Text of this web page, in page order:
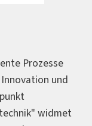
Prozesse
und
widmet